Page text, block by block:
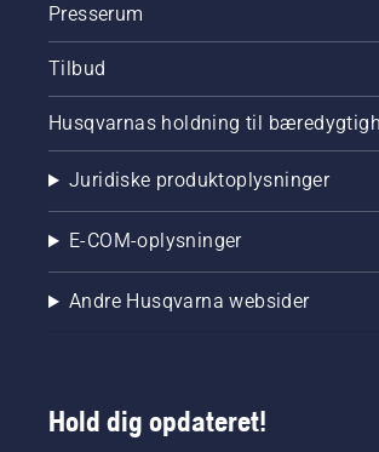
Presserum
Tilbud
Husqvarnas holdning til
Juridiske produktoplysninger
E-COM-oplysninger
Andre Husqvarna websider
Hold dig opdateret!